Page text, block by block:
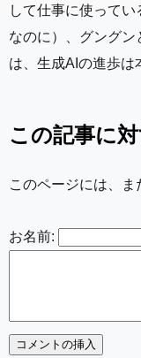
して仕事に使って
なのに）、グングン
は、生成AIの進歩は
この記事に
このページには、ま
お名前: